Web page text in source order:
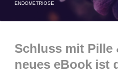
ENDOMETRIOSE
Schluss mit Pille
neues eBook ist